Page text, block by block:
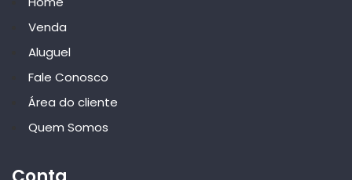
Venda
Aluguel
Fale Conosco
Área do cliente
Quem Somos